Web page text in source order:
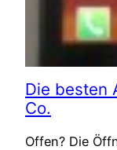
Die besten
Co.
Offen? Die